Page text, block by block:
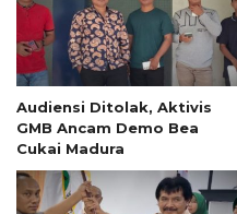
Audiensi Ditolak, Aktivis
GMB Ancam Demo Bea
Cukai Madura